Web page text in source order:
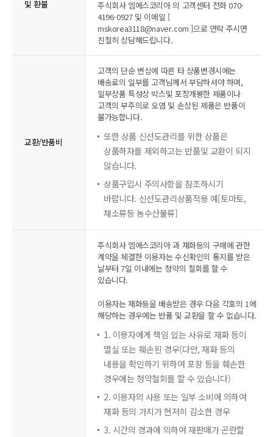
및 환불
주식회사 엠에스코리아 의 고객센터 전화 070-
4196-0927 및 이메일 [
mskorea3118@naver.com ]으로 연락 주시면
친절히 상담해드립니다.
교환/반품비
고객의 단순 변심에 따른 타 상품변경시에는
배송료의 일부를 고객님께서 부담하셔야 하며,
일부상품 특성상 박스및 포장개봉한 제품이나
고객의 부주의로 오염 및 손상된 제품은 반품이
불가능합니다.
또한 상품 신선도관리를 위한 상품은
상품하자를 제외하고는 반품및 교환이 되지
않습니다.
상품구입시 주의사항을 참조하시기
바랍니다. 신선도관리상품적용 예[토마토,
채소류등 농수산물류]
주식회사 엠에스코리아 과 재화등의 구매에 관한
계약을 체결한 이용자는 수신확인의 통지를 받은
날부터 7일 이내에는 청약의 철회를 할 수
있습니다.
이용자는 재화등을 배송받은 경우 다음 각호의 1에
해당하는 경우에는 반품 및 교환을 할 수 없습니다.
1. 이용자에게 책임 있는 사유로 재화 등이
멸실 또는 훼손된 경우(다만, 재화 등의
내용을 확인하기 위하여 포장 등을 훼손한
경우에는 청약철회를 할 수 있습니다)
2. 이용자의 사용 또는 일부 소비에 의하여
재화 등의 가치가 현저히 감소한 경우
3. 시간의 경과에 의하여 재판매가 곤란할